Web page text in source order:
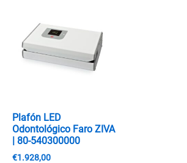
Plafón LED
Odontológico Faro ZIVA
| 80-540300000
€1.928,00